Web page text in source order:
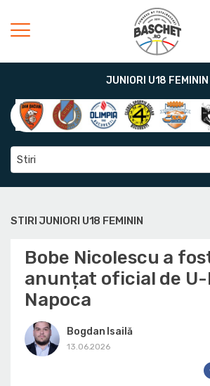
JUNIORI U18 FEMININ
Stiri
STIRI JUNIORI U18 FEMININ
Bobe Nicolescu a
anunțat oficial de U-
Napoca
Bogdan Isailă
13.06.2026